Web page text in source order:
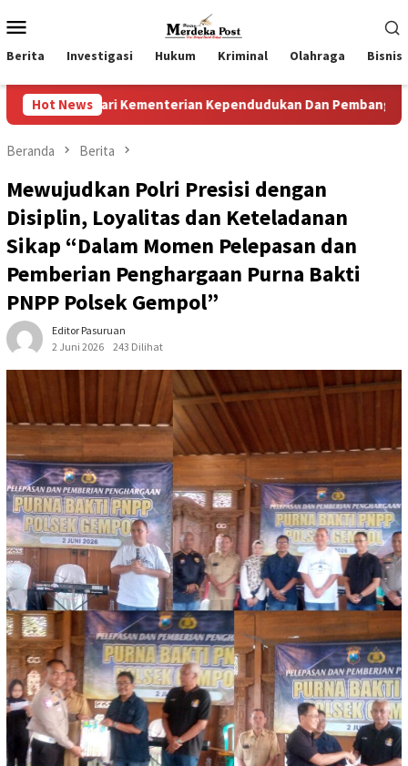
ke
kontenMobile
Berita Investigasi Hukum Kriminal Olahraga Bisnis
Hot NewsKependudukan Dan Pembangunan Keluarga
Beranda Berita
Mewujudkan Polri Presisi dengan
Disiplin, Loyalitas dan Keteladanan
Sikap “Dalam Momen Pelepasan dan
Pemberian Penghargaan Purna Bakti
PNPP Polsek Gempol”
Editor Pasuruan
2 Juni 2026
243 Dilihat